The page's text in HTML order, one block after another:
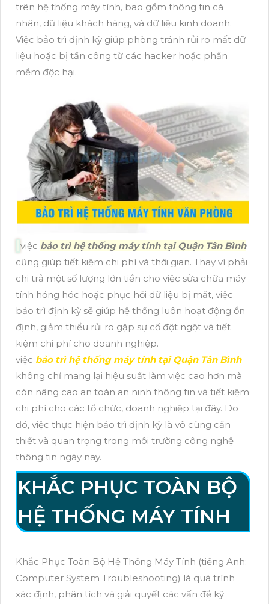
trên hệ thống máy tính, bao gồm thông tin cá
nhân, dữ liệu khách hàng, và dữ liệu kinh doanh.
Việc bảo trì định kỳ giúp phòng tránh rủi ro mất dữ
liệu hoặc bị tấn công từ các hacker hoặc phần
mềm độc hại.
việc bảo trì hệ thống máy tính tại Quận Tân Bình
cũng giúp tiết kiệm chi phí và thời gian. Thay vì phải
chi trả một số lượng lớn tiền cho việc sửa chữa máy
tính hỏng hóc hoặc phục hồi dữ liệu bị mất, việc
bảo trì định kỳ sẽ giúp hệ thống luôn hoạt động ổn
định, giảm thiểu rủi ro gặp sự cố đột ngột và tiết
kiệm chi phí cho doanh nghiệp.
việc bảo trì hệ thống máy tính tại Quận Tân Bình
không chỉ mang lại hiệu suất làm việc cao hơn mà
còn nâng cao an toàn an ninh thông tin và tiết kiệm
chi phí cho các tổ chức, doanh nghiệp tại đây. Do
đó, việc thực hiện bảo trì định kỳ là vô cùng cần
thiết và quan trọng trong môi trường công nghệ
thông tin ngày nay.
KHẮC PHỤC TOÀN BỘ
HỆ THỐNG MÁY TÍNH
Khắc Phục Toàn Bộ Hệ Thống Máy Tính (tiếng Anh:
Computer System Troubleshooting) là quá trình
xác định, phân tích và giải quyết các vấn đề kỹ